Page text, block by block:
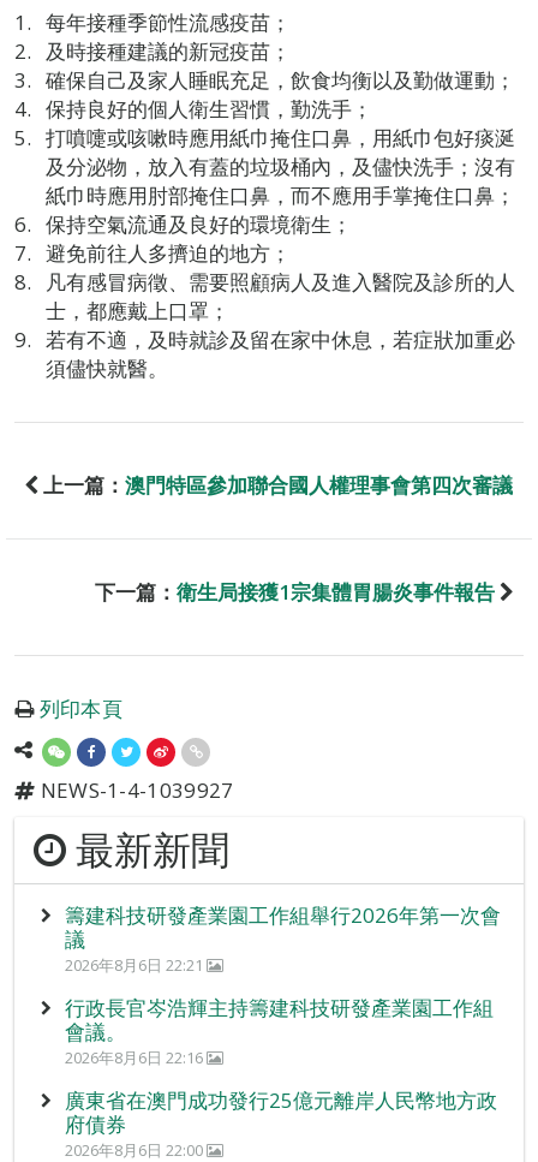
每年接種季節性流感疫苗；
及時接種建議的新冠疫苗；
確保自己及家人睡眠充足，飲食均衡以及勤做運動；
保持良好的個人衛生習慣，勤洗手；
打噴嚏或咳嗽時應用紙巾掩住口鼻，用紙巾包好痰涎
及分泌物，放入有蓋的垃圾桶內，及儘快洗手；沒有
紙巾時應用肘部掩住口鼻，而不應用手掌掩住口鼻；
保持空氣流通及良好的環境衛生；
避免前往人多擠迫的地方；
凡有感冒病徵、需要照顧病人及進入醫院及診所的人
士，都應戴上口罩；
若有不適，及時就診及留在家中休息，若症狀加重必
須儘快就醫。
上一篇： 澳門特區參加聯合國人權理事會第四次審議
下一篇： 衛生局接獲1宗集體胃腸炎事件報告
列印本頁
NEWS-1-4-1039927
最新新聞
籌建科技研發產業園工作組舉行2026年第一次會
議
2026年8月6日 22:21
行政長官岑浩輝主持籌建科技研發產業園工作組
會議。
2026年8月6日 22:16
廣東省在澳門成功發行25億元離岸人民幣地方政
府債券
2026年8月6日 22:00